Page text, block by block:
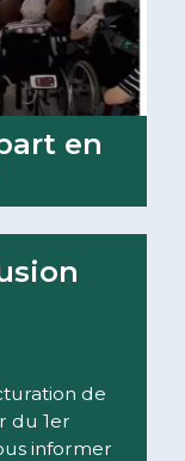
en
de
du 1er
informer